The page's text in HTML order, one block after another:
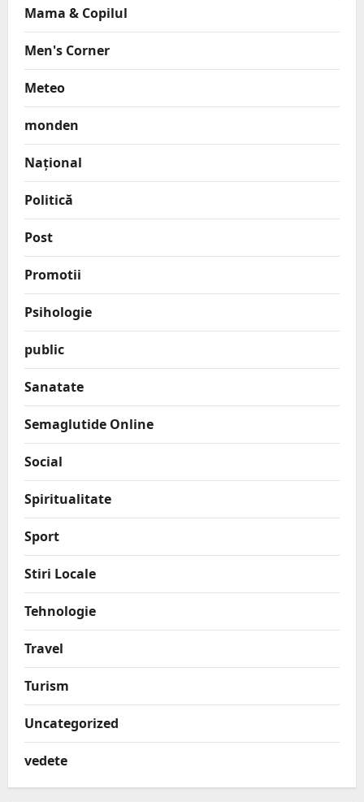
Mama & Copilul
Men's Corner
Meteo
monden
Național
Politică
Post
Promotii
Psihologie
public
Sanatate
Semaglutide Online
Social
Spiritualitate
Sport
Stiri Locale
Tehnologie
Travel
Turism
Uncategorized
vedete